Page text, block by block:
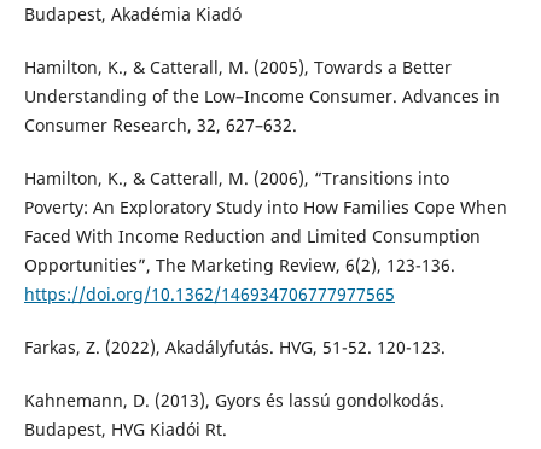
Budapest, Akadémia Kiadó
Hamilton, K., & Catterall, M. (2005), Towards a Better
Understanding of the Low–Income Consumer. Advances in
Consumer Research, 32, 627–632.
Hamilton, K., & Catterall, M. (2006), “Transitions into
Poverty: An Exploratory Study into How Families Cope When
Faced With Income Reduction and Limited Consumption
Opportunities”, The Marketing Review, 6(2), 123-136.
https://doi.org/10.1362/146934706777977565
Farkas, Z. (2022), Akadályfutás. HVG, 51-52. 120-123.
Kahnemann, D. (2013), Gyors és lassú gondolkodás.
Budapest, HVG Kiadói Rt.